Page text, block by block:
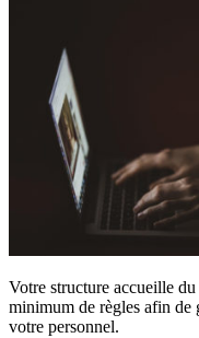
Votre structure accueille
minimum de règles afin de
votre personnel.